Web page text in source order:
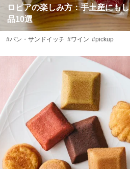
ロピアの楽しみ方：手土産にも
品10選
#パン・サンドイッチ #ワイン #pickup